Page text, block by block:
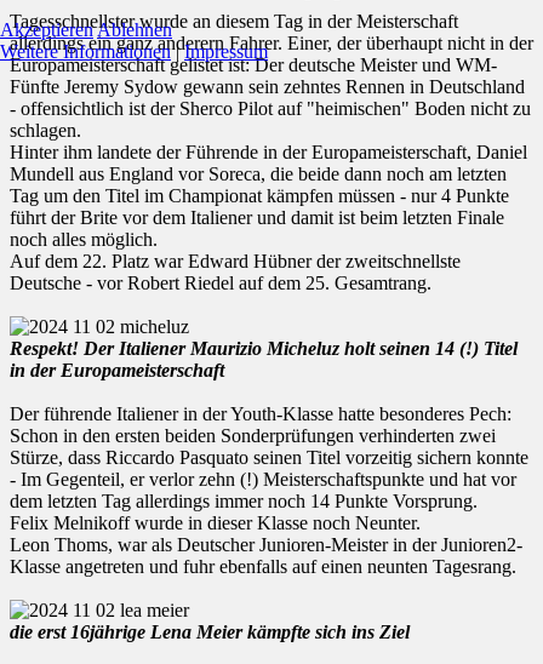
Tagesschnellster wurde an diesem Tag in der Meisterschaft
allerdings ein ganz anderern Fahrer. Einer, der überhaupt nicht in der
Europameisterschaft gelistet ist: Der deutsche Meister und WM-
Fünfte Jeremy Sydow gewann sein zehntes Rennen in Deutschland
- offensichtlich ist der Sherco Pilot auf "heimischen" Boden nicht zu
schlagen.
Hinter ihm landete der Führende in der Europameisterschaft, Daniel
Mundell aus England vor Soreca, die beide dann noch am letzten
Tag um den Titel im Championat kämpfen müssen - nur 4 Punkte
führt der Brite vor dem Italiener und damit ist beim letzten Finale
noch alles möglich.
Auf dem 22. Platz war Edward Hübner der zweitschnellste
Deutsche - vor Robert Riedel auf dem 25. Gesamtrang.
Respekt! Der Italiener Maurizio Micheluz holt seinen 14 (!) Titel
in der Europameisterschaft
Der führende Italiener in der Youth-Klasse hatte besonderes Pech:
Schon in den ersten beiden Sonderprüfungen verhinderten zwei
Stürze, dass Riccardo Pasquato seinen Titel vorzeitig sichern konnte
- Im Gegenteil, er verlor zehn (!) Meisterschaftspunkte und hat vor
dem letzten Tag allerdings immer noch 14 Punkte Vorsprung.
Felix Melnikoff wurde in dieser Klasse noch Neunter.
Leon Thoms, war als Deutscher Junioren-Meister in der Junioren2-
Klasse angetreten und fuhr ebenfalls auf einen neunten Tagesrang.
die erst 16jährige Lena Meier kämpfte sich ins Ziel
AkzeptierenAblehnen
Weitere Informationen|Impressum